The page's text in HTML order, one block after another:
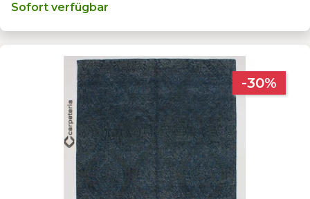
Sofort verfügbar
-30%